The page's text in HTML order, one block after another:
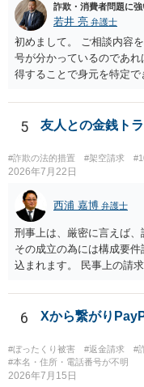
詐欺・消費者問題に
若井 亮 弁護士
初めまして。 ご相談内容
号が分かっているのであ
得することで身元を特定
ろです。 LINEについても
りますが、携帯電話の番
本的に贈与に該当する場合
当方に返金の理屈があるか
た金額について、裏付け
身元の特定、返金の理屈
からスタートすることに
ことの立証は簡単ではあり
返金交渉で有利になる可
に難しいところがありま
良いかと思います。
5 友人との金銭ト
#詐欺の法的措置 #架空請求
2026年7月22日
西浦 嘉博 弁護士
刑事上は、厳密に言えば、
その成立の為には構成要
込まれます。 民事上の請
い場合、最寄りの法律事
ください。
6 Xから繋がり
#ぼったくり被害 #返金請求 #
#本名・住所・電話番号が不明
2026年7月15日